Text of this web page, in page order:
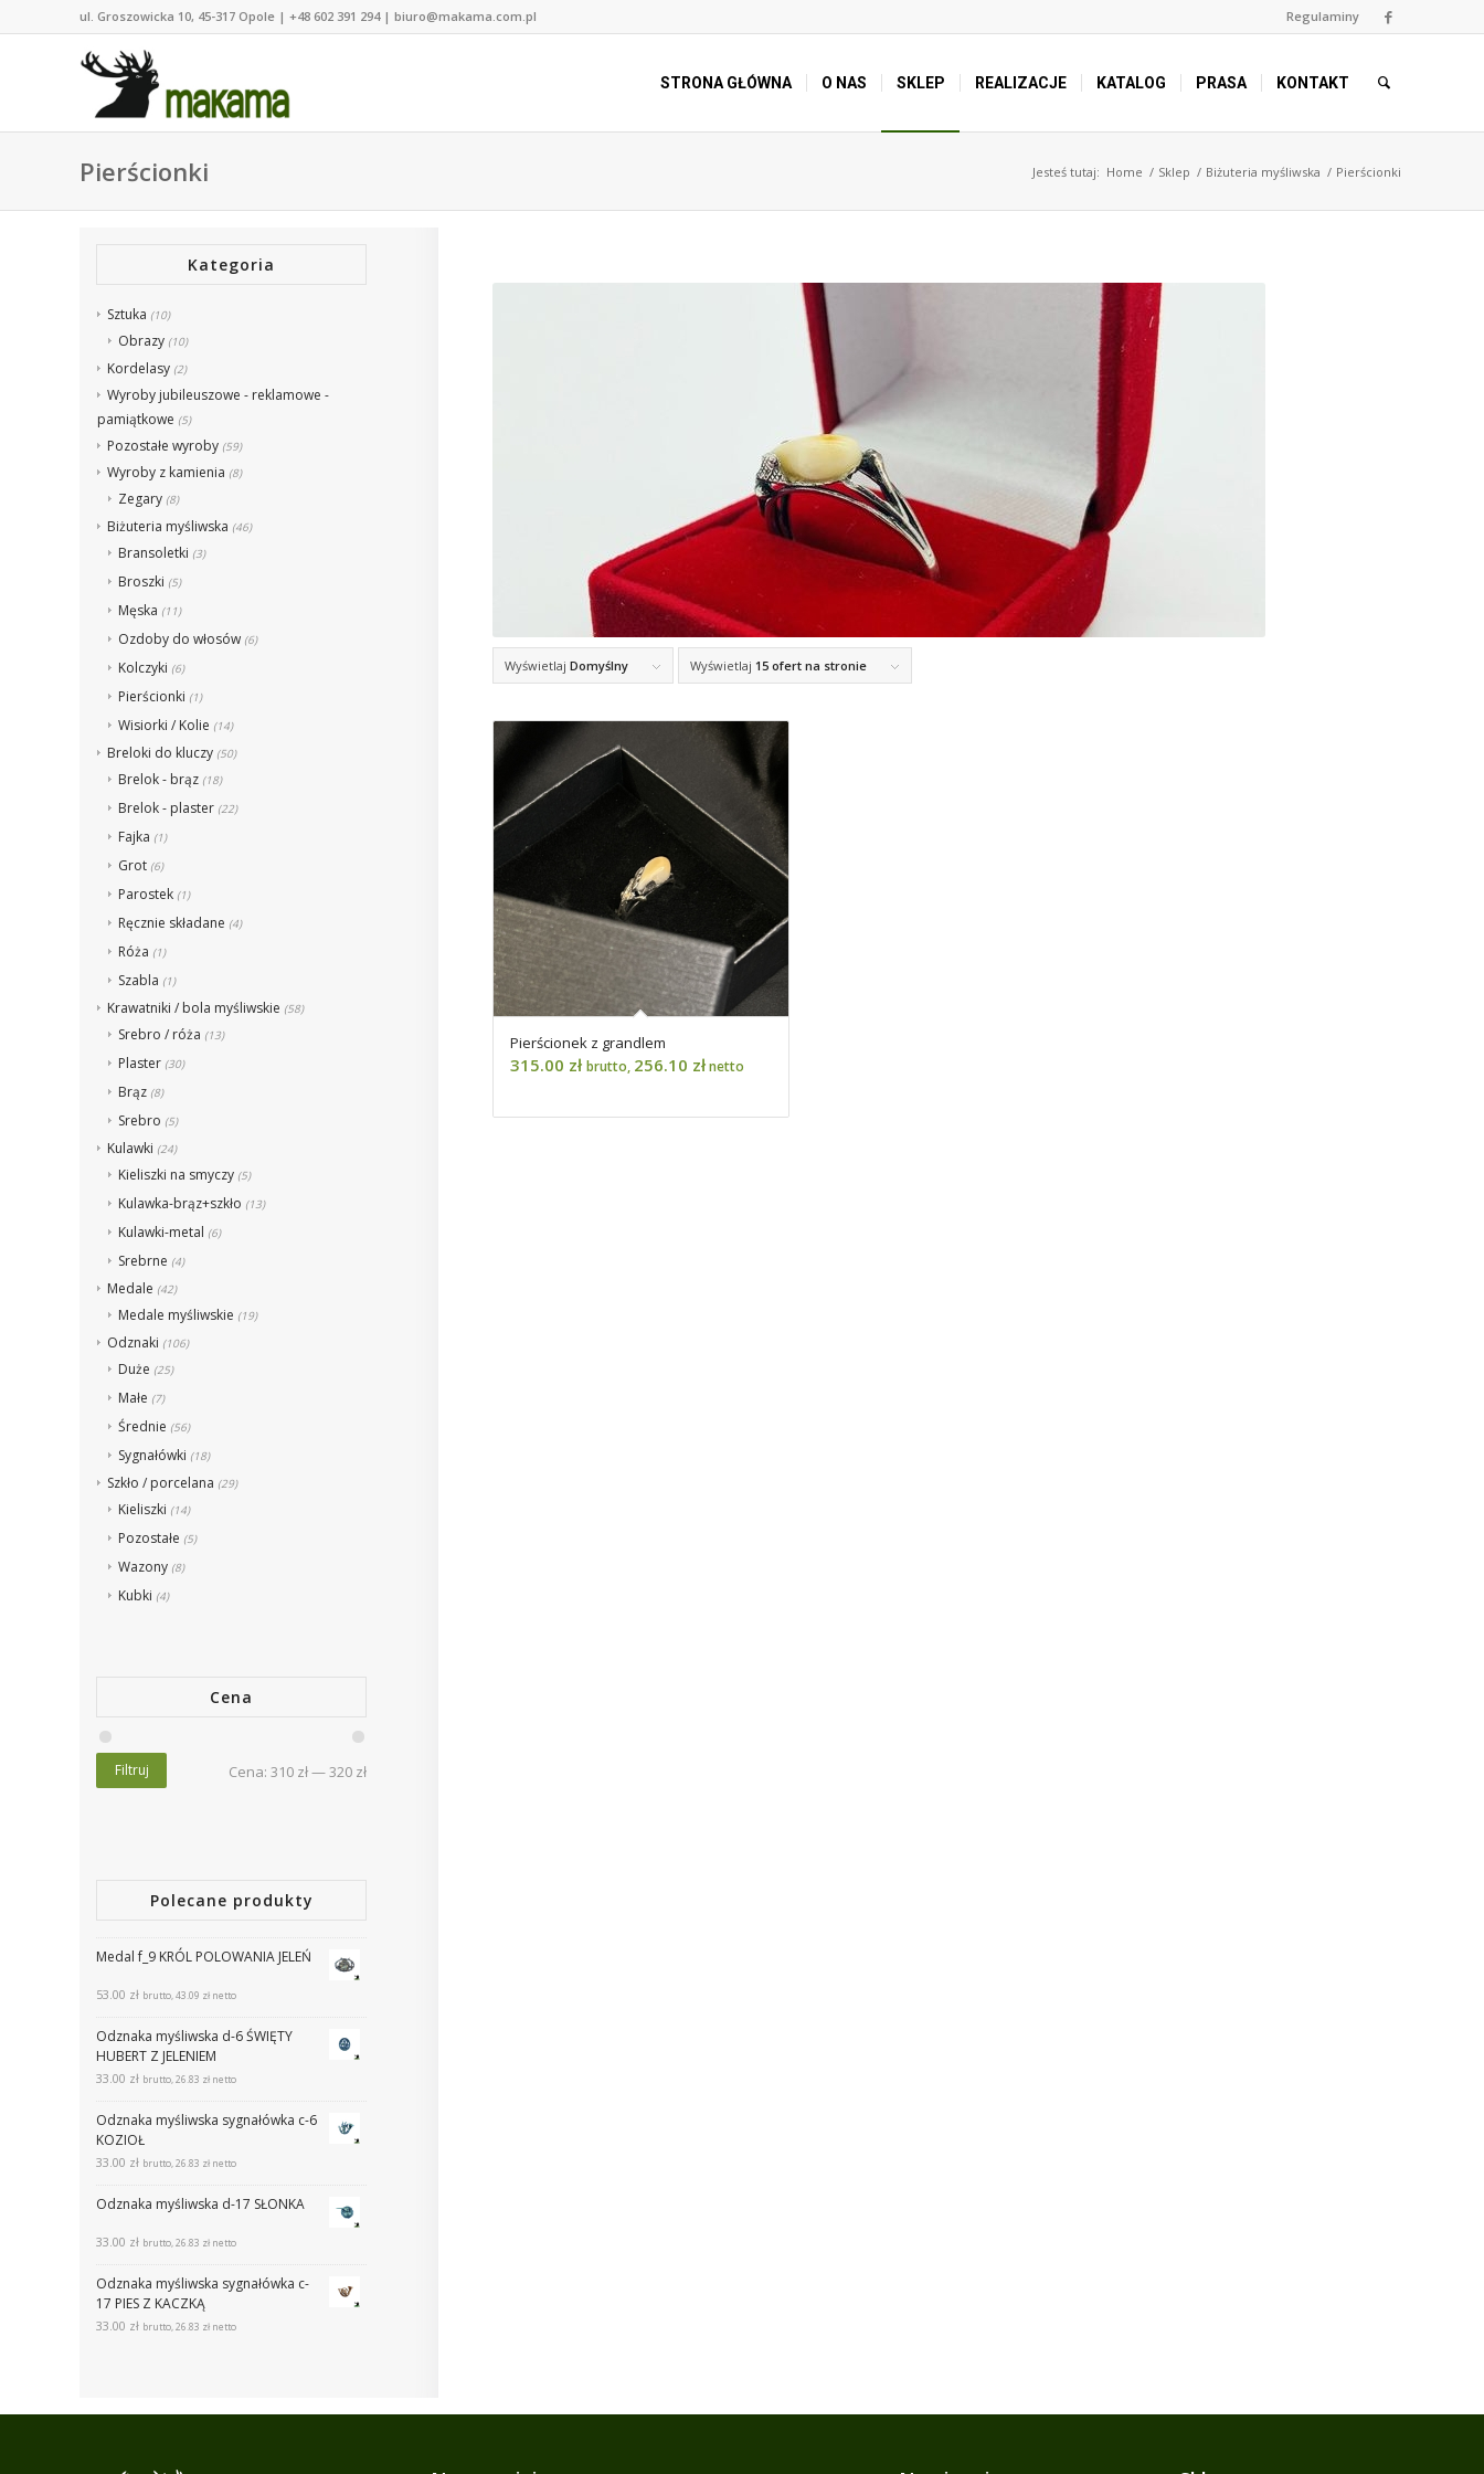
Regulaminy
ul. Groszowicka 10, 45-317 Opole | +48 602 391 294 | biuro@makama.com.pl
STRONA GŁÓWNA O NAS SKLEP REALIZACJE KATALOG PRASA KONTAKT
Pierścionki Jesteś tutaj: Home / Sklep / Biżuteria myśliwska / Pierścionki
Wyświetlaj Domyślny Wyświetlaj 15 ofert na stronie
Pierścionek z grandlem
315.00 zł brutto, 256.10 złnetto
Kategoria
Sztuka (10)
Obrazy (10)
Kordelasy (2)
Wyroby jubileuszowe - reklamowe -
pamiątkowe (5)
Pozostałe wyroby (59)
Wyroby z kamienia (8)
Zegary (8)
Biżuteria myśliwska (46)
Bransoletki (3)
Broszki (5)
Męska (11)
Ozdoby do włosów (6)
Kolczyki (6)
Pierścionki (1)
Wisiorki / Kolie (14)
Breloki do kluczy (50)
Brelok - brąz (18)
Brelok - plaster (22)
Fajka (1)
Grot (6)
Parostek (1)
Ręcznie składane (4)
Róża (1)
Szabla (1)
Krawatniki / bola myśliwskie (58)
Srebro / róża (13)
Plaster (30)
Brąz (8)
Srebro (5)
Kulawki (24)
Kieliszki na smyczy (5)
Kulawka-brąz+szkło (13)
Kulawki-metal (6)
Srebrne (4)
Medale (42)
Medale myśliwskie (19)
Odznaki (106)
Duże (25)
Małe (7)
Średnie (56)
Sygnałówki (18)
Szkło / porcelana (29)
Kieliszki (14)
Pozostałe (5)
Wazony (8)
Kubki (4)
Cena
Filtruj Cena: 310 zł—320 zł
Polecane produkty
Medal f_9 KRÓL POLOWANIA JELEŃ
53.00 zł brutto,43.09 zł netto
Odznaka myśliwska d-6 ŚWIĘTY
HUBERT Z JELENIEM
33.00 zł brutto,26.83 zł netto
Odznaka myśliwska sygnałówka c-6
KOZIOŁ
33.00 zł brutto,26.83 zł netto
Odznaka myśliwska d-17 SŁONKA
33.00 zł brutto,26.83 zł netto
Odznaka myśliwska sygnałówka c-
17 PIES Z KACZKĄ
33.00 zł brutto,26.83 zł netto